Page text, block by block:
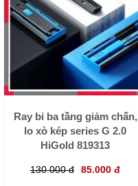
Ray bi ba tầng giảm chấn,
lo xò kép series G 2.0
HiGold 819313
130.000 đ 85.000 đ